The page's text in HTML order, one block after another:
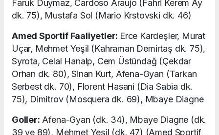
Faruk Duymaz, Cardoso Araujo (Fahri Kerem Ay
dk. 75), Mustafa Sol (Mario Krstovski dk. 46)
Amed Sportif Faaliyetler: Erce Kardeşler, Murat
Uçar, Mehmet Yeşil (Kahraman Demirtaş dk. 75),
Syrota, Celal Hanalp, Cem Üstündağ (Çekdar
Orhan dk. 80), Sinan Kurt, Afena-Gyan (Tarkan
Serbest dk. 70), Florent Hasani (Dia Sabia dk.
75), Dimitrov (Mosquera dk. 69), Mbaye Diagne
Goller: Afena-Gyan (dk. 34), Mbaye Diagne (dk.
39 ve 89), Mehmet Yeşil (dk. 47) (Amed Sportif